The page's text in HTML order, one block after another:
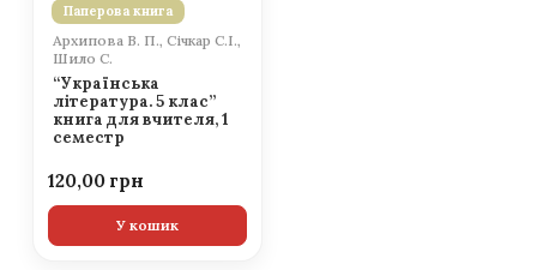
Паперова книга
Архипова В. П., Січкар С.І.,
Шило С.
“Українська
література. 5 клас”
книга для вчителя, 1
семестр
120,00
У кошик